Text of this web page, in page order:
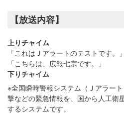
【放送内容】
上りチャイム
「これはＪアラートのテストです。
「こちらは、広報七宗です。」
下りチャイム
※全国瞬時警報システム（Ｊアラー
撃などの緊急情報を、国から人工衛
するシステムです。